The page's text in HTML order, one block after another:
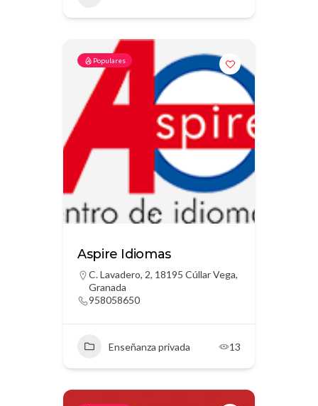
Populares
Aspire Idiomas
C. Lavadero, 2, 18195 Cúllar Vega,
Granada
958058650
Enseñanza privada 13